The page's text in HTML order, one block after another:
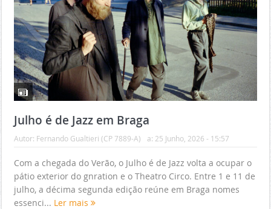
Julho é de Jazz em Braga
Autor: Fernando Gualtieri (CP 7889-A) a: 25 Junho, 2026 - 15:57
Com a chegada do Verão, o Julho é de Jazz volta a ocupar o
pátio exterior do gnration e o Theatro Circo. Entre 1 e 11 de
julho, a décima segunda edição reúne em Braga nomes
essenci... Ler mais